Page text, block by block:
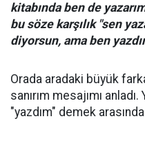
kitabında ben de
bu söze karşılık "sen
diyorsun, ama ben
Orada aradaki büyük
sanırım mesajımı
"yazdım" demek